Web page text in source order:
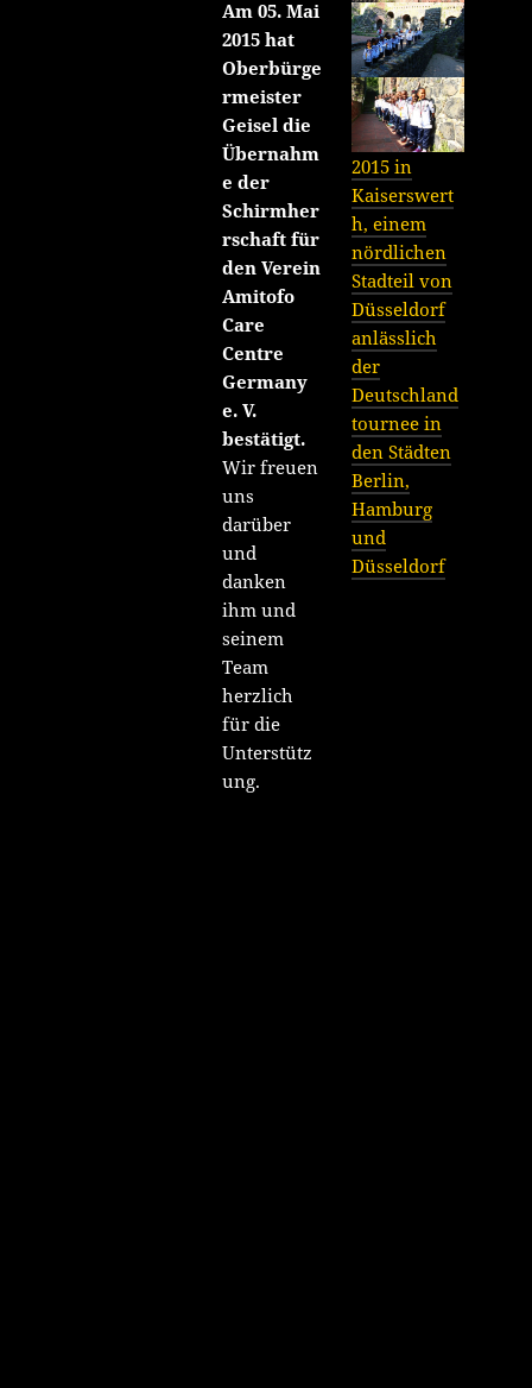
2015 in
Kaiserswert
h, einem
nördlichen
Stadteil von
Düsseldorf
anlässlich
der
Deutschland
tournee in
den Städten
Berlin,
Hamburg
und
Düsseldorf
Am 05. Mai
2015 hat
Oberbürge
rmeister
Geisel die
Übernahm
e der
Schirmher
rschaft für
den Verein
Amitofo
Care
Centre
Germany
e. V.
bestätigt.
Wir freuen
uns
darüber
und
danken
ihm und
seinem
Team
herzlich
für die
Unterstütz
ung.